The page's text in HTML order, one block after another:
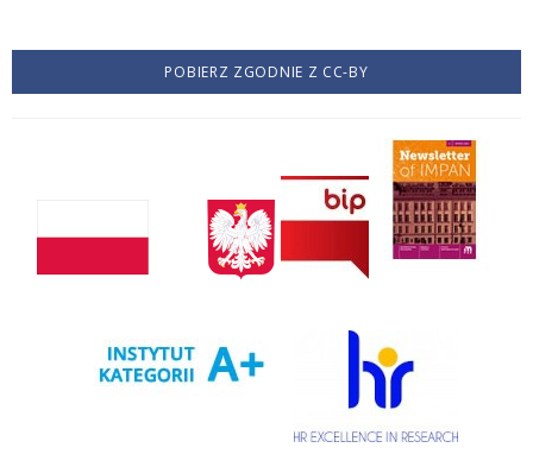
POBIERZ ZGODNIE Z CC-BY